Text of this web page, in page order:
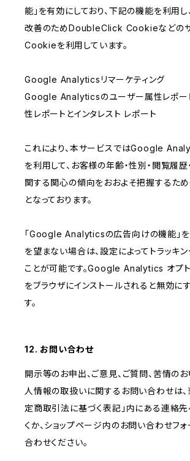
能」を有効にしており、下記の機能を利用し
改善のためDoubleClick Cookieなどのサ
Cookieを利用しています。
Google Analyticsリマーケティング
Google Analyticsのユーザー属性レポー
性レポートとインタレスト レポート
これにより、本サービスではGoogle
を利用して、お客様の年齢・性別・閲覧履
関する関心の傾向をおおよそ把握するた
となっております。
「Google Analyticsの広告向けの機能」
を望まない場合は、設定によってトラッキ
ことが可能です。Google Analytics オプト
をブラウザにインストールされると無効に
す。
12. お問い合わせ
開示等のお申出、ご意見、ご質問、苦情の
人情報の取扱いに関するお問い合わせは、
定商取引法に基づく表記」内にある連絡
くか、ショップページ内のお問い合わせフ
合わせください。